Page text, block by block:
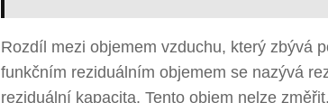
Rozdíl mezi objemem vzduchu, který zbývá
funkčním reziduálním objemem se nazývá
reziduální kapacita. Tento objem nelze